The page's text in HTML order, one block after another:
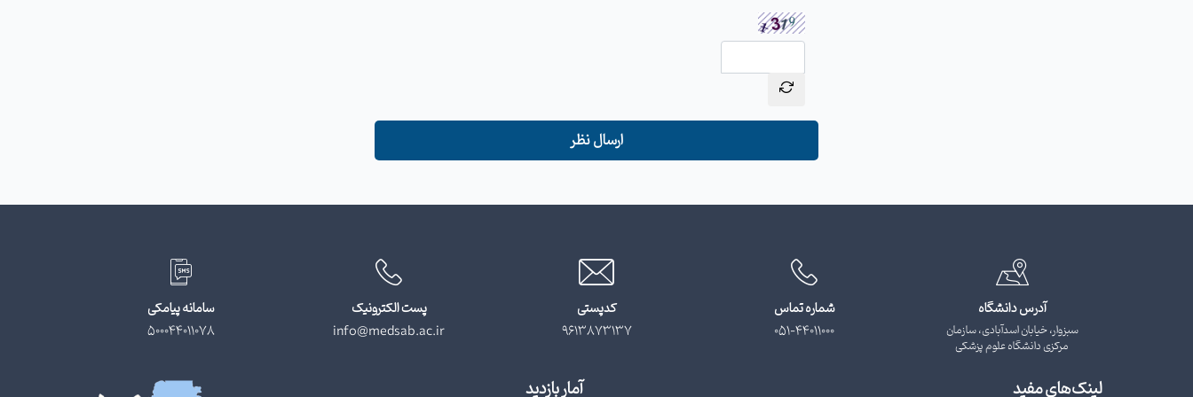
ارسال نظر
آدرس دانشگاه
سبزوار، خیابان اسدآبادی، سازمان
مرکزی دانشگاه علوم پزشکی
شماره تماس
051-44011000
کدپستی
9613873137
پست الکترونیک
info@medsab.ac.ir
سامانه پیامکی
500044011078
لینک‌های مفید آمار بازدید